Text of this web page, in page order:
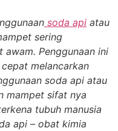
soda api atau
sering
awam. Penggunaan ini
melancarkan
soda api atau
mampet sifat nya
tubuh manusia
api – obat kimia